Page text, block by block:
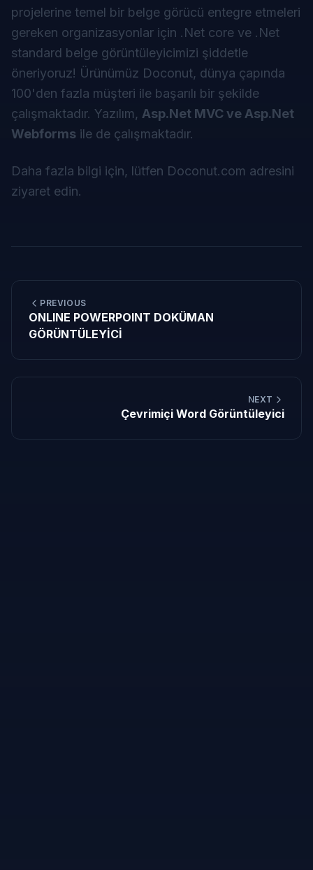
projelerine temel bir belge görücü entegre etmeleri
gereken organizasyonlar için .Net core ve .Net
standard belge görüntüleyicimizi şiddetle
öneriyoruz! Ürünümüz Doconut, dünya çapında
100'den fazla müşteri ile başarılı bir şekilde
çalışmaktadır. Yazılım, Asp.Net MVC ve Asp.Net
Webforms ile de çalışmaktadır.
Daha fazla bilgi için, lütfen Doconut.com adresini
ziyaret edin.
PREVIOUS
ONLINE POWERPOINT DOKÜMAN
GÖRÜNTÜLEYİCİ
NEXT
Çevrimiçi Word Görüntüleyici